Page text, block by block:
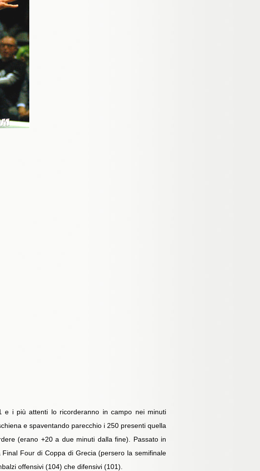
e i più attenti lo ricorderanno in campo nei minuti
e spaventando parecchio i 250 presenti quella
(erano +20 a due minuti dalla fine). Passato in
Four di Coppa di Grecia (persero la semifinale
offensivi (104) che difensivi (101).